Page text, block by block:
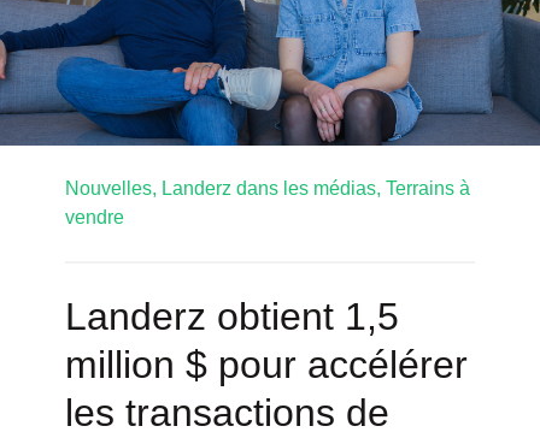
Nouvelles, Landerz dans les médias, Terrains à
vendre
Landerz obtient 1,5
million $ pour accélérer
les transactions de